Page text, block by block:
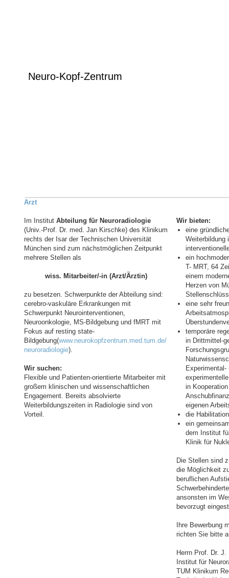
Neuro-Kopf-Zentrum
Arzt
Im Institut Abteilung für Neuroradiologie
(Univ.-Prof. Dr. med. Jan Kirschke) des Klinikum
rechts der Isar der Technischen Universität
München sind zum nächstmöglichen Zeitpunkt
mehrere Stellen als
wiss. Mitarbeiter/-in (Arzt/Ärztin)
zu besetzen. Schwerpunkte der Abteilung sind:
cerebro-vaskuläre Erkrankungen mit
Schwerpunkt Neurointerventionen,
Neuroonkologie, MS-Bildgebung und fMRT mit
Fokus auf resting state-
Bildgebung(www.neurokopfzentrum.med.tum.de/
neuroradiologie).
Wir suchen:
Flexible und Patienten-orientierte Mitarbeiter mit
großem klinischen und wissenschaftlichen
Engagement. Bereits absolvierte
Weiterbildungszeiten in Radiologie sind von
Vorteil.
Wir bieten:
eine
Weiterbildung
ein
T- MRT, 64
einem
Herzen von
eine sehr
temporäre
in Drittmittel-
in
eigenen
die
ein
dem Institut
Klinik für
Die Stellen sind
die Möglichkeit
beruflichen
ansonsten im
bevorzugt
Ihre Bewerbung
richten Sie bitte
Herrn Prof. Dr.
Institut für
TUM Klinikum